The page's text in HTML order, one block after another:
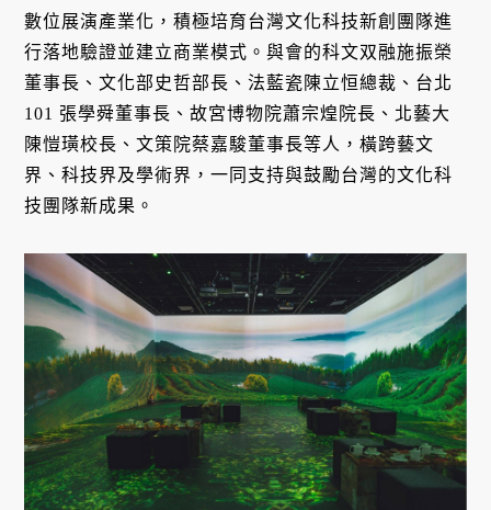
數位展演產業化，積極培育台灣文化科技新創團隊進
行落地驗證並建立商業模式。與會的科文双融施振榮
董事長、文化部史哲部長、法藍瓷陳立恒總裁、台北
101 張學舜董事長、故宮博物院蕭宗煌院長、北藝大
陳愷璜校長、文策院蔡嘉駿董事長等人，橫跨藝文
界、科技界及學術界，一同支持與鼓勵台灣的文化科
技團隊新成果。